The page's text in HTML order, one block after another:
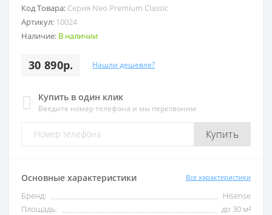
Код Товара: Серия Neo Premium Classic
Артикул: 10024
Наличие: В наличии
30 890р. Нашли дешевле?
Купить в один клик
Введите номер телефона и мы перезвоним
Купить
Основные характеристики Все характеристики
Бренд:
Hisense
Площадь:
до 30 м²